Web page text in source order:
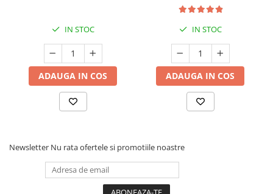
IN STOC
ADAUGA IN COS
IN STOC
ADAUGA IN COS
Newsletter Nu rata ofertele si promotiile noastre